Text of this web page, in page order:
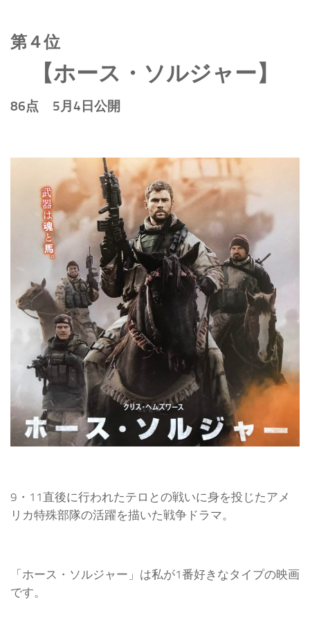
第４位
【ホース・ソルジャー】
86点 5月4日公開
9・11直後に行われたテロとの戦いに身を投じたアメ
リカ特殊部隊の活躍を描いた戦争ドラマ。
「ホース・ソルジャー」は私が1番好きなタイプの映画
です。